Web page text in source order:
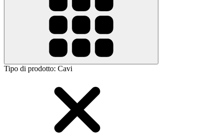
Tipo di prodotto: Cavi